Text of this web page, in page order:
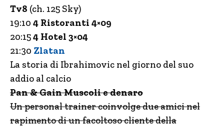
Tv8 (ch. 125 Sky)
19:10 4 Ristoranti 4×09
20:154 Hotel 3×04
21:30 Zlatan
La storia di Ibrahimovic nel giorno del suo
addio al calcio
Pan & Gain Muscoli e denaro
Un personal trainer coinvolge due amici nel
rapimento di un facoltoso cliente della